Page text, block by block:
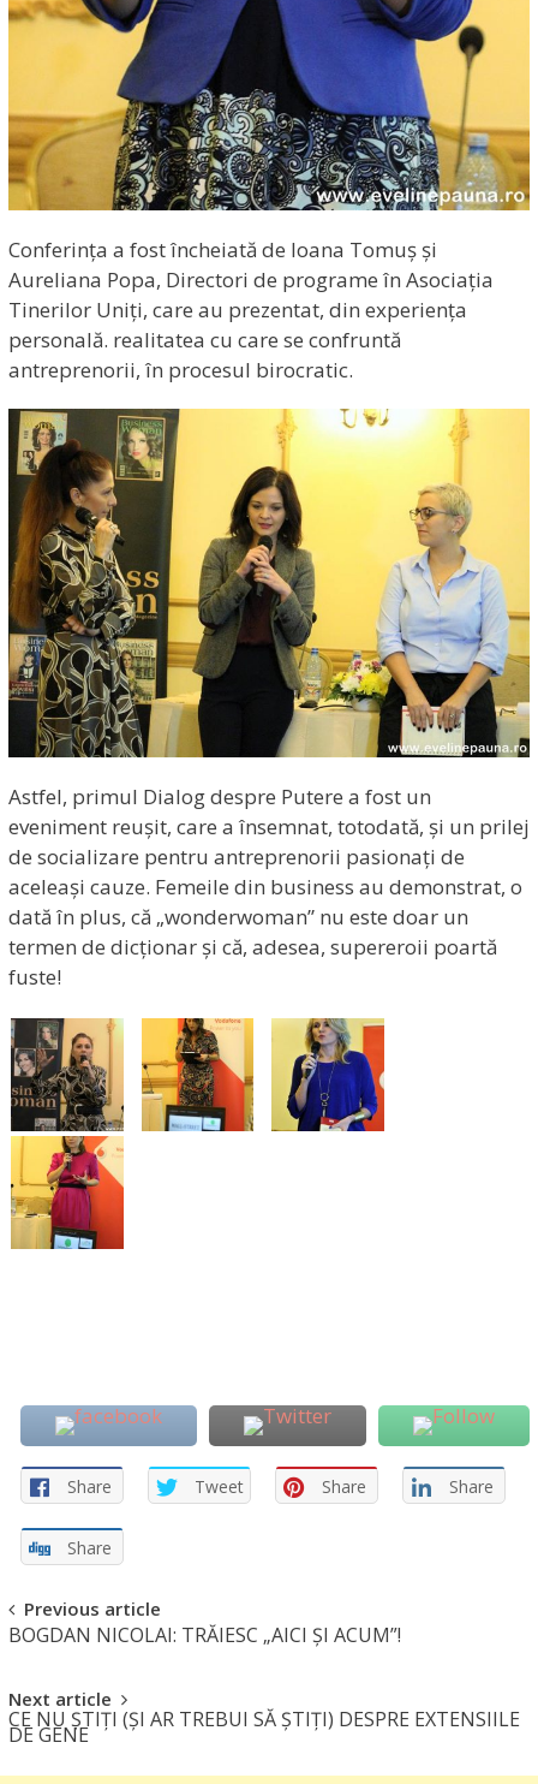
Conferința a fost încheiată de Ioana Tomuș și
Aureliana Popa, Directori de programe în Asociația
Tinerilor Uniți, care au prezentat, din experiența
personală. realitatea cu care se confruntă
antreprenorii, în procesul birocratic.
Astfel, primul Dialog despre Putere a fost un
eveniment reușit, care a însemnat, totodată, și un prilej
de socializare pentru antreprenorii pasionați de
aceleași cauze. Femeile din business au demonstrat, o
dată în plus, că „wonderwoman” nu este doar un
termen de dicționar și că, adesea, supereroii poartă
fuste!
Share Tweet Share Share
Share
Post
navigation
Previous article
BOGDAN NICOLAI: TRĂIESC „AICI ȘI ACUM”!
Next article
CE NU ȘTIȚI (ȘI AR TREBUI SĂ ȘTIȚI) DESPRE EXTENSIILE
DE GENE